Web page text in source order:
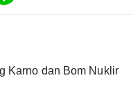
Karno dan Bom Nuklir